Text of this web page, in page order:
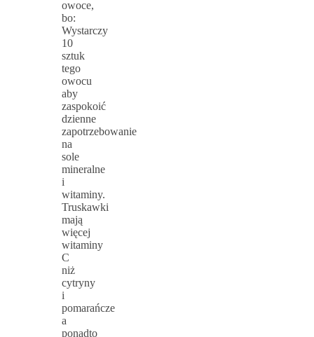
owoce,
bo:
Wystarczy
10
sztuk
tego
owocu
aby
zaspokoić
dzienne
zapotrzebowanie
na
sole
mineralne
i
witaminy.
Truskawki
mają
więcej
witaminy
C
niż
cytryny
i
pomarańcze
a
ponadto